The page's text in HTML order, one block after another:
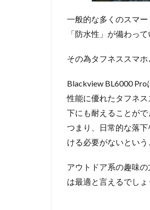
一般的な多くのスマ
「防水性」が備わって
その為タフネススマホ
Blackview BL6000
性能に優れたタフネ
下にも耐えることがで
つまり、日常的な落
ける必要がないという
アウトドア系の趣味
は最適と言えるでしょ